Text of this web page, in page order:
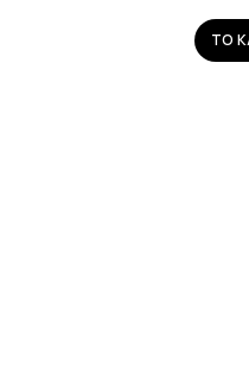
Διεύθυνση: Αθηνάς 6, ΤΟ